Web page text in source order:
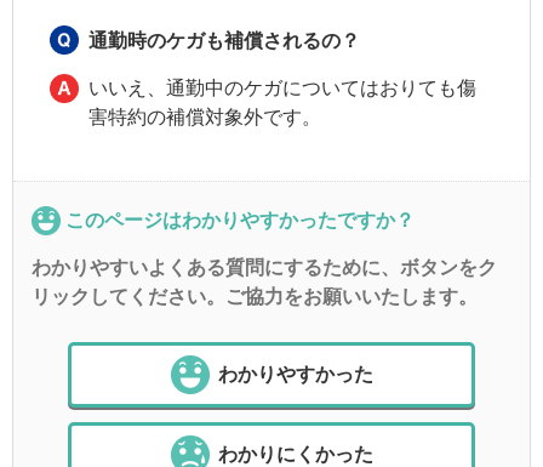
通勤時のケガも補償されるの？
いいえ、通勤中のケガについてはおりても傷
害特約の補償対象外です。
このページはわかりやすかったですか？
わかりやすいよくある質問にするために、ボタンをク
リックしてください。ご協力をお願いいたします。
わかりやすかった
わかりにくかった